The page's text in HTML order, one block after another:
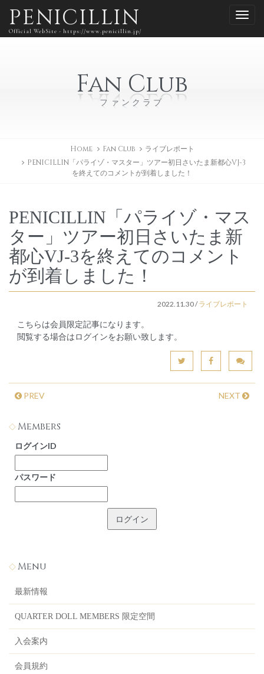
PENICILLIN
Official WebSite - https://www.penicillin.jp/
Fan Club
ファンクラブ
Home Fan Club
ライブレポート
PENICILLIN「パライゾ・マスター」ツアー初日さいたま新都心VJ-3
を終えてのコメントが到着しました！
PENICILLIN「パライゾ・マス
ター」ツアー初日さいたま新
都心VJ-3を終えてのコメント
が到着しました！
2022.11.30/ライブレポート
こちらは会員限定記事になります。
閲覧する場合はログインをお願い致します。
PREV NEXT
Members
ログインID
パスワード
Menu
最新情報
QUARTER DOLL MEMBERS 限定空間
入会案内
会員規約